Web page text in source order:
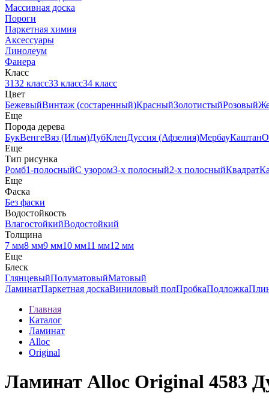
Массивная доска
Пороги
Паркетная химия
Аксессуары
Линолеум
Фанера
Класс
3132 класс33 класс34 класс
Цвет
БежевыйВинтаж (состаренный)КрасныйЗолотистыйРозовый
Еще
Порода дерева
БукВенгеВяз (Ильм)ДубКленДуссия (Афзелия)МербауКаштан
Еще
Тип рисунка
Ромб1-полосныйС узором3-х полосный2-х полосныйКвадрат
Еще
Фаска
Без фаски
Водостойкость
ВлагостойкийВодостойкий
Толщина
7 мм8 мм9 мм10 мм11 мм12 мм
Еще
Блеск
ГлянцевыйПолуматовыйМатовый
ЛаминатПаркетная доскаВиниловый полПробкаПодложка
Главная
Каталог
Ламинат
Alloc
Original
Ламинат Alloc Original 4583